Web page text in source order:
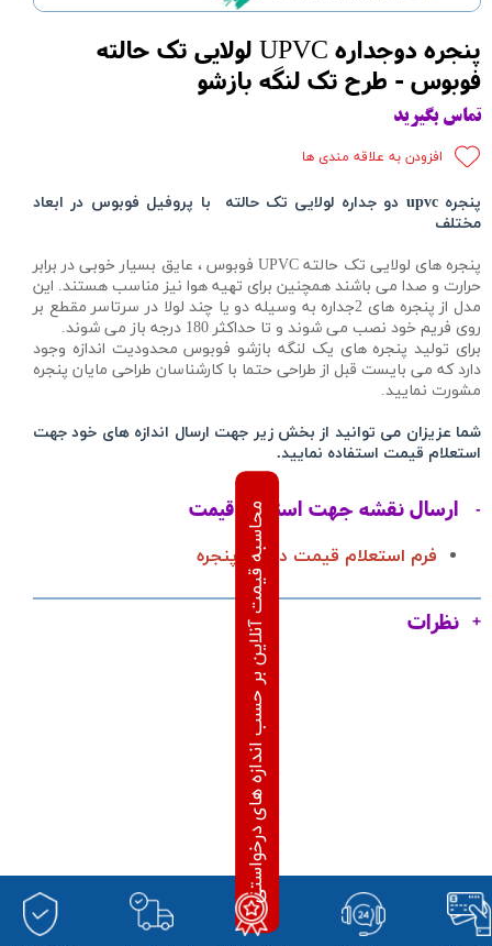
پنجره دوجداره UPVC لولایی تک حالته
فوبوس - طرح تک لنگه بازشو
تماس بگیرید
پنجره upvc دو جداره
لولایی تک حالته با پروفیل فوبوس در ابعاد
مختلف
پنجره های لولایی تک حالته UPVC فوبوس ، عایق بسیار خوبی در برابر
حرارت و صدا می باشند همچنین برای تهیه هوا نیز مناسب هستند. این
مدل از پنجره های 2جداره به وسیله دو یا چند لولا در سرتاسر مقطع بر
روی فریم خود نصب می شوند و تا حداکثر 180 درجه باز می شوند.
برای تولید پنجره های یک لنگه بازشو فوبوس محدودیت اندازه وجود
دارد که می بایست قبل از طراحی حتما با کارشناسان طراحی مایان پنجره
مشورت نمایید.
شما عزیزان می توانید از بخش زیر جهت ارسال اندازه های خود جهت
استعلام قیمت استفاده نمایید.
افزودن به علاقه مندی ها
ارسال نقشه جهت استعلام قیمت
فرم استعلام قیمت درب و پنجره
نظرات محاسبه قیمت آنلاین بر حسب اندازه های درخواستی